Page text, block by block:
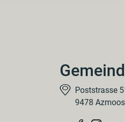
Poststrasse
9478 Azmoos